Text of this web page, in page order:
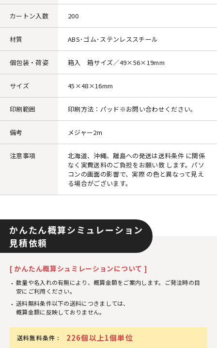
カートン入数 200
材質 ABS･ゴム･ステンレススチール
個包装・荷姿 箱入 箱サイズ／49×56×19mm
サイズ 45×48×16mm
印刷範囲 印刷方法：パッド※お問い合わせください。
備考 メジャー2m
注意事項
北海道、沖縄、離島への発送は送料条件 に関係
なく実費送料のご負担をお願い致 します。パソ
コンの画面の影響で、実際 の色と異なって見え
る場合がございます。
かんたん概算シミュレーション
見積依頼
[ かんたん概算シュミレーションについて ]
数量や名入れの有無により、概算金額をご案内します。ご発注時の目
安にご利用ください。
送料無料条件以下の送料につきましては、
概算金額に反映しておりません。
送料無料条件 : 226個以上1個単位